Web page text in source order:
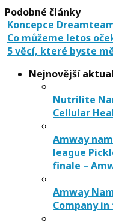
Podobné články
Koncepce
Co můžeme letos
5 věcí, které byste
Nejnovější
Nutrilite
Cellular
Amway
league
finale –
Amway
Company